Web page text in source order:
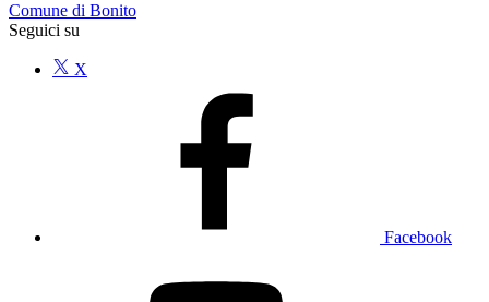
Comune di Bonito
Seguici su
X
Facebook